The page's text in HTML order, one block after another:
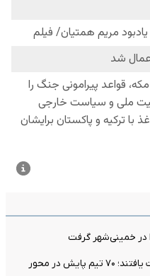
۴ نفر از غرق‌شدگی در زاینده‌رود نجات یافتند؛ ۷۰ تیم پایش در محور